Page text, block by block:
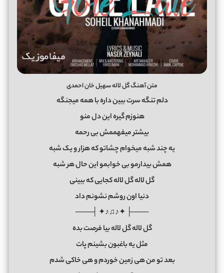
متن آهنگ گل لاله سهیل خان احمدی
دلم تنگه سرت ببین داره با همه میجنگه
هنوزم گیره این دل منو
بیشتر میفهممش بی رحمه
یه چند شبه میخوام چشاتو که هزار و یک شبه
همش بیدارمو بی خوابمو این حال هر شبه
گل لاله گل لاله کجایی که ببینی
دنیا اون روشم نشونم داد
───├ ✦♪♫♪✦ ┤───
گل لاله گل لاله بیا فرصت بده
مثل یه باغبون بشینم پات
بعد تو من هی زمین خوردم و هی خاکی شدم